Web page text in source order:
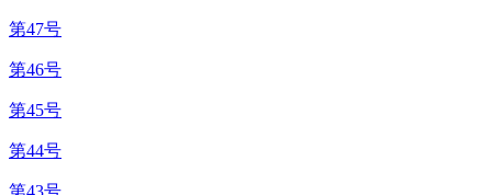
第47号
第46号
第45号
第44号
第43号